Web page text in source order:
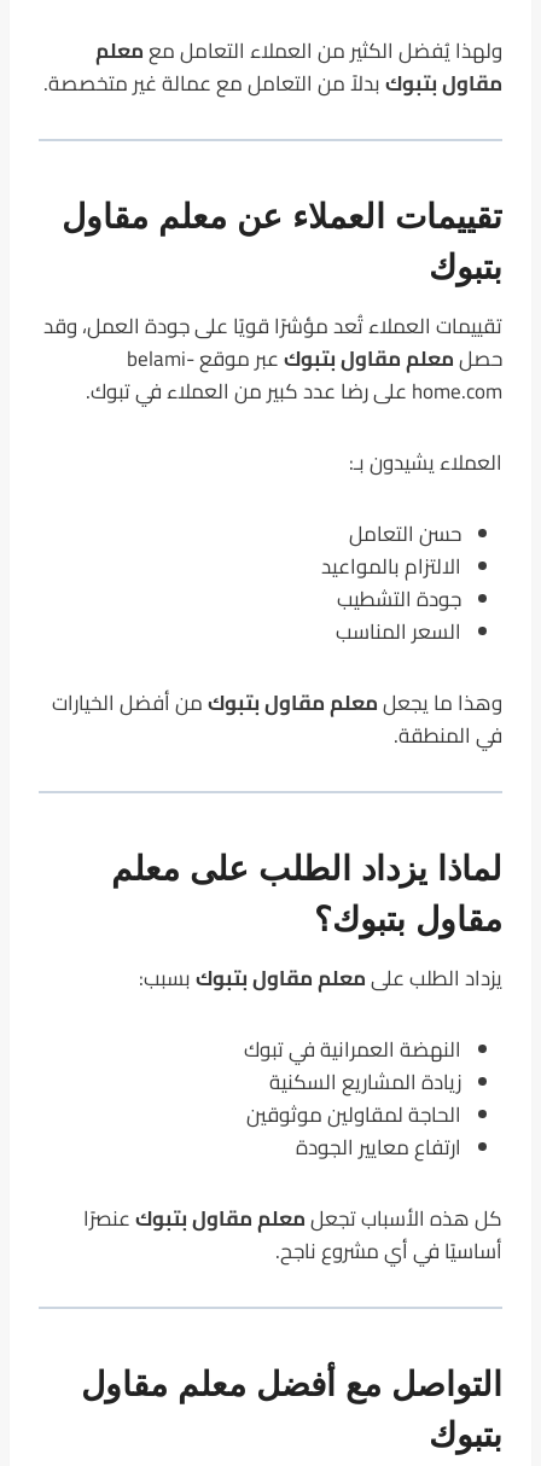
ولهذا يُفضل الكثير من العملاء التعامل معمعلم
مقاول بتبوكبدلاً من التعامل مع عمالة غير متخصصة.
تقييمات العملاء عن معلم مقاول
بتبوك
تقييمات العملاء تُعد مؤشرًا قويًا على جودة العمل، وقد
حصلمعلم مقاول بتبوك
عبر موقع belami-
home.com على رضا عدد كبير من العملاء في تبوك.
العملاء يشيدون بـ:
حسن التعامل
الالتزام بالمواعيد
جودة التشطيب
السعر المناسب
وهذا ما يجعلمعلم مقاول بتبوكمن أفضل الخيارات
في المنطقة.
لماذا يزداد الطلب على معلم
مقاول بتبوك؟
يزداد الطلب علىمعلم مقاول بتبوكبسبب:
النهضة العمرانية في تبوك
زيادة المشاريع السكنية
الحاجة لمقاولين موثوقين
ارتفاع معايير الجودة
كل هذه الأسباب تجعلمعلم مقاول بتبوكعنصرًا
أساسيًا في أي مشروع ناجح.
التواصل مع أفضل معلم مقاول
بتبوك